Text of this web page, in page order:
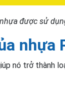
được sử
nhựa
nó trở thành